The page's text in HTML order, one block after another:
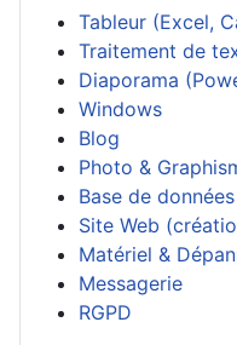
Tableur (Excel,
Traitement de
Diaporama
Windows
Blog
Photo &
Base de
Site Web
Matériel &
Messagerie
RGPD